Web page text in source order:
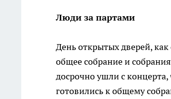
Люди за партами
День открытых дверей,
общее собрание и
досрочно ушли с
готовились к общему